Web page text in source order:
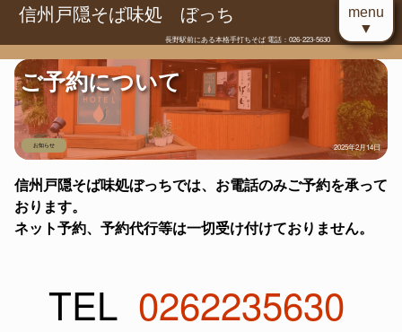
信州戸隠そば味処 ぼっち
長野駅前にある本格手打ちそば 電話：026-223-5630
menu
▼
ご予約について
2025年2月14日
お知らせ
信州戸隠そば味処ぼっちでは、お電話のみご予約を承って
おります。
ネット予約、予約代行等は一切受け付けておりません。
TEL 0262235630